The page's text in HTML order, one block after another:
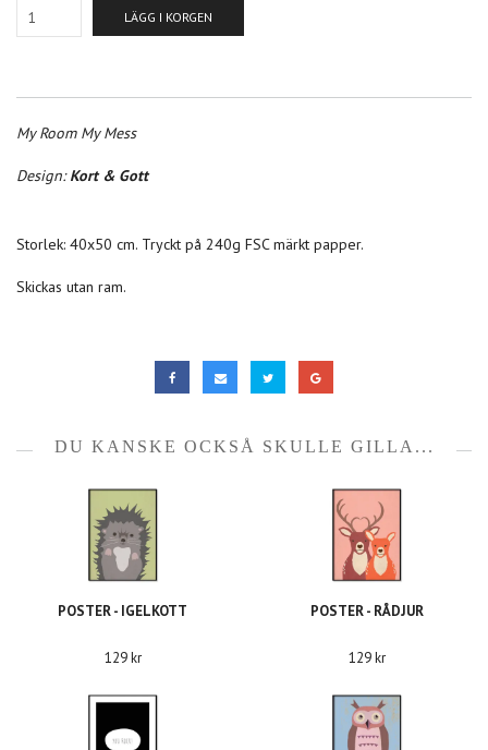
LÄGG I KORGEN
My Room My Mess
Design:Kort & Gott
Storlek: 40x50 cm. Tryckt på 240g FSC märkt papper.
Skickas utan ram.
DU KANSKE OCKSÅ SKULLE GILLA...
POSTER - IGELKOTT
129 kr
POSTER - RÅDJUR
129 kr